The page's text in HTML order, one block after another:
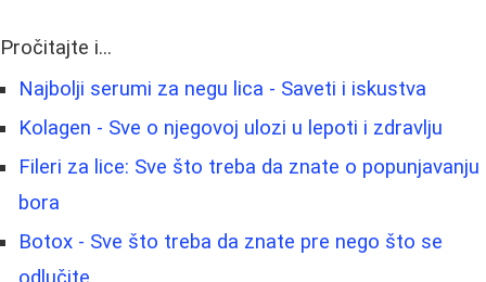
Pročitajte i...
Najbolji serumi za negu lica - Saveti i iskustva
Kolagen - Sve o njegovoj ulozi u lepoti i zdravlju
Fileri za lice: Sve što treba da znate o popunjavanju
bora
Botox - Sve što treba da znate pre nego što se